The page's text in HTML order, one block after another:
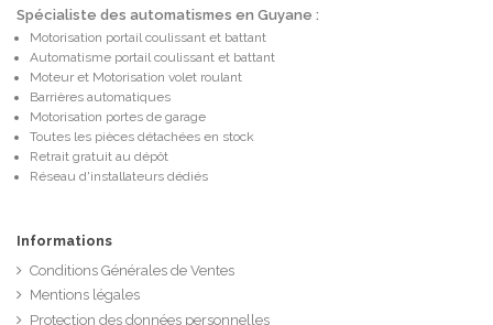
Spécialiste des automatismes en Guyane :
Motorisation portail coulissant et battant
Automatisme portail coulissant et battant
Moteur et Motorisation volet roulant
Barrières automatiques
Motorisation portes de garage
Toutes les pièces détachées en stock
Retrait gratuit au dépôt
Réseau d'installateurs dédiés
Informations
Conditions Générales de Ventes
Mentions légales
Protection des données personnelles